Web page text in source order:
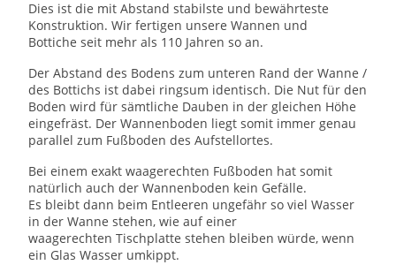
Dies ist die mit Abstand stabilste und bewährteste
Konstruktion. Wir fertigen unsere Wannen und
Bottiche seit mehr als 110 Jahren so an.
Der Abstand des Bodens zum unteren Rand der Wanne /
des Bottichs ist dabei ringsum identisch. Die Nut für den
Boden wird für sämtliche Dauben in der gleichen Höhe
eingefräst. Der Wannenboden liegt somit immer genau
parallel zum Fußboden des Aufstellortes.
Bei einem exakt waagerechten Fußboden hat somit
natürlich auch der Wannenboden kein Gefälle.
Es bleibt dann beim Entleeren ungefähr so viel Wasser
in der Wanne stehen, wie auf einer
waagerechten Tischplatte stehen bleiben würde, wenn
ein Glas Wasser umkippt.